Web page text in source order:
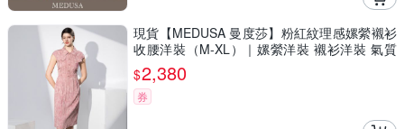
現貨【MEDUSA 曼度莎】粉紅紋理感嫘縈襯衫
收腰洋裝（M-XL）｜嫘縈洋裝 襯衫洋裝 氣質
穿搭
$2,380
券